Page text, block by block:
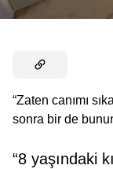
“Zaten canımı
sonra bir de
“8 yaşındaki